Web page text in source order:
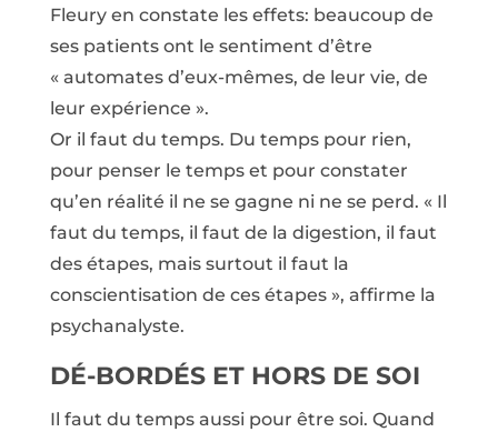
Fleury en constate les effets: beaucoup de
ses patients ont le sentiment d’être
« automates d’eux-mêmes, de leur vie, de
leur expérience ».
Or il faut du temps. Du temps pour rien,
pour penser le temps et pour constater
qu’en réalité il ne se gagne ni ne se perd. « Il
faut du temps, il faut de la digestion, il faut
des étapes, mais surtout il faut la
conscientisation de ces étapes », affirme la
psychanalyste.
DÉ-BORDÉS ET HORS DE SOI
Il faut du temps aussi pour être soi. Quand